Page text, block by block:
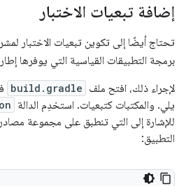
إضافة تبعيات الاختبار
تحتاج أيضًا إلى تكوين تبعيات الاختبار
برمجة التطبيقات القياسية التي يوفرها
لإجراء ذلك، افتح ملف build.gradle
يلي. والمكتبات كتبعيات. استخدِم الدالة
للإشارة إلى التي تنطبق على مجموعة
التطبيق: